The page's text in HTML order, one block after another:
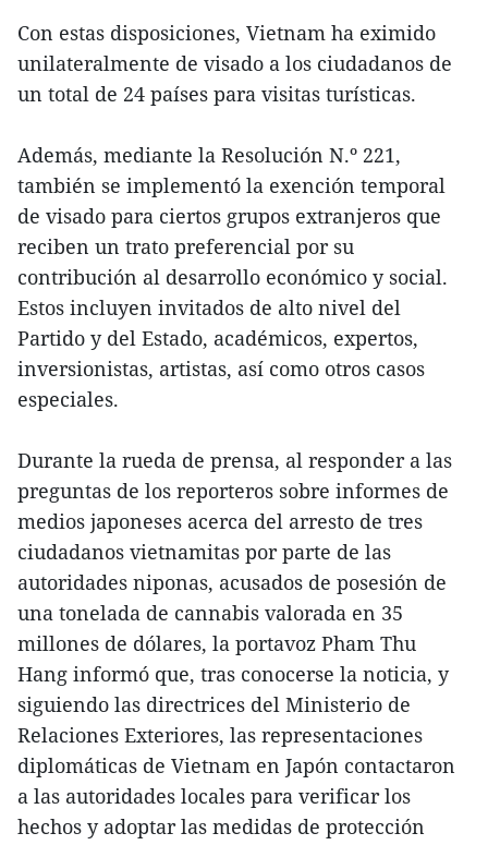
Con estas disposiciones, Vietnam ha eximido
unilateralmente de visado a los ciudadanos de
un total de 24 países para visitas turísticas.
Además, mediante la Resolución N.º 221,
también se implementó la exención temporal
de visado para ciertos grupos extranjeros que
reciben un trato preferencial por su
contribución al desarrollo económico y social.
Estos incluyen invitados de alto nivel del
Partido y del Estado, académicos, expertos,
inversionistas, artistas, así como otros casos
especiales.
Durante la rueda de prensa, al responder a las
preguntas de los reporteros sobre informes de
medios japoneses acerca del arresto de tres
ciudadanos vietnamitas por parte de las
autoridades niponas, acusados de posesión de
una tonelada de cannabis valorada en 35
millones de dólares, la portavoz Pham Thu
Hang informó que, tras conocerse la noticia, y
siguiendo las directrices del Ministerio de
Relaciones Exteriores, las representaciones
diplomáticas de Vietnam en Japón contactaron
a las autoridades locales para verificar los
hechos y adoptar las medidas de protección